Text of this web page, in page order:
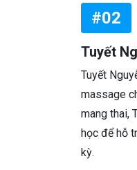
#02
Tuyết
Tuyết
massage
mang thai,
học để hỗ
kỳ.